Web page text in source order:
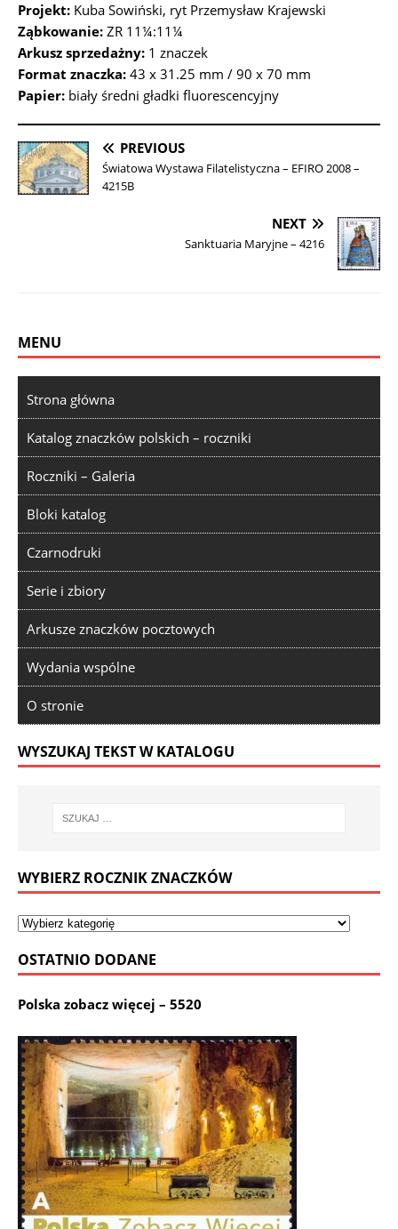
Projekt: Kuba Sowiński, ryt Przemysław Krajewski
Ząbkowanie: ZR 11¼:11¼
Arkusz sprzedażny: 1 znaczek
Format znaczka: 43 x 31.25 mm / 90 x 70 mm
Papier: biały średni gładki fluorescencyjny
PREVIOUS
Światowa Wystawa Filatelistyczna – EFIRO 2008 –
4215B
NEXT
Sanktuaria Maryjne – 4216
MENU
Strona główna
Katalog znaczków polskich – roczniki
Roczniki – Galeria
Bloki katalog
Czarnodruki
Serie i zbiory
Arkusze znaczków pocztowych
Wydania wspólne
O stronie
WYSZUKAJ TEKST W KATALOGU
WYBIERZ ROCZNIK ZNACZKÓW
OSTATNIO DODANE
Polska zobacz więcej – 5520